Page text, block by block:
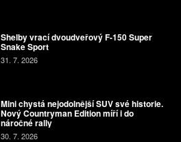
Shelby vrací dvoudveřový F-150 Super
Snake Sport
31. 7. 2026
Mini chystá nejodolnější SUV své historie.
Nový Countryman Edition míří i do
náročné rally
30. 7. 2026